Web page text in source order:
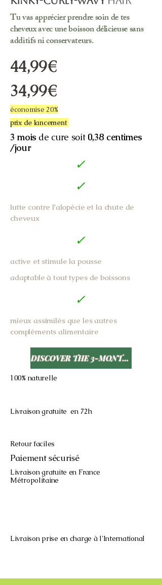
Tu vas apprécier prendre soin de tes
cheveux avec une boisson délicieuse sans
additifs ni conservateurs.
44,99€
34,99€
économise 20%
prix de lancement
3 mois de cure soit 0,38 centimes
/jour
✓
✓
lutte contre l'alopécie et la chute de
cheveux
✓
active et stimule la pousse
adaptable à tout types de boissons
✓
mieux assimilés que les autres
compléments alimentaire
DISCOVER THE 3-MONTH TREATMENT
100% naturelle
Livraison gratuite en 72h
Retour faciles
Paiement sécurisé
Livraison gratuite en France
Métropolitaine
​Livraison prise en charge à l'International